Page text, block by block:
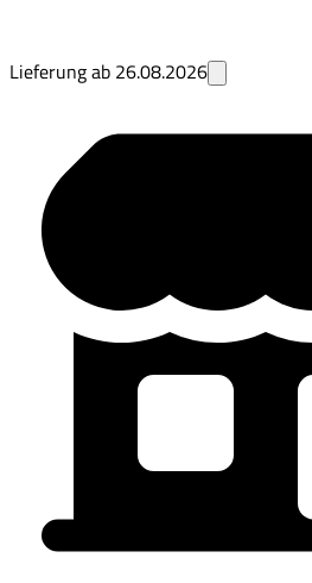
Lieferung ab 26.08.2026